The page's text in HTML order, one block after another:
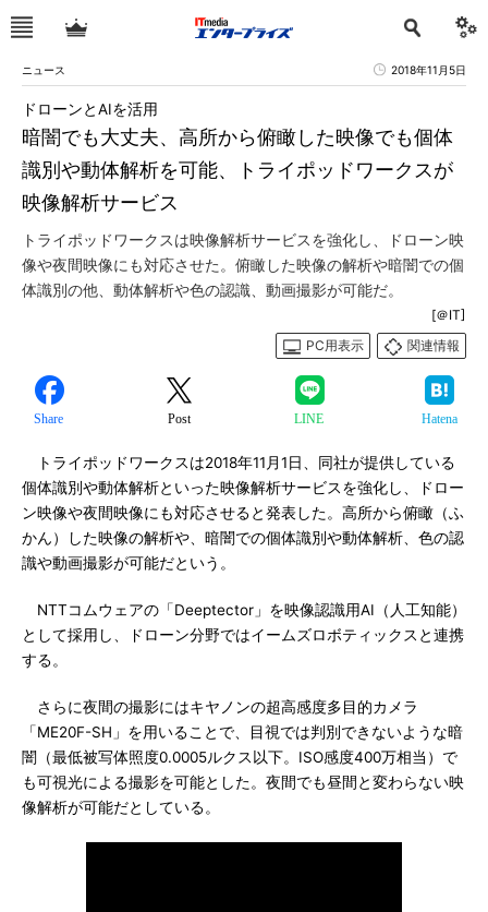
ニュース 2018年11月5日
暗闇でも大丈夫、高所から俯瞰した映像でも個体
識別や動体解析を可能、トライポッドワークスが
映像解析サービス
ドローンとAIを活用
トライポッドワークスは映像解析サービスを強化し、ドローン映
像や夜間映像にも対応させた。俯瞰した映像の解析や暗闇での個
体識別の他、動体解析や色の認識、動画撮影が可能だ。
[＠IT]
PC用表示
関連情報
Share Post LINE Hatena
トライポッドワークスは2018年11月1日、同社が提供している
個体識別や動体解析といった映像解析サービスを強化し、ドロー
ン映像や夜間映像にも対応させると発表した。高所から俯瞰（ふ
かん）した映像の解析や、暗闇での個体識別や動体解析、色の認
識や動画撮影が可能だという。
NTTコムウェアの「Deeptector」を映像認識用AI（人工知能）
として採用し、ドローン分野ではイームズロボティックスと連携
する。
さらに夜間の撮影にはキヤノンの超高感度多目的カメラ
「ME20F-SH」を用いることで、目視では判別できないような暗
闇（最低被写体照度0.0005ルクス以下。ISO感度400万相当）で
も可視光による撮影を可能とした。夜間でも昼間と変わらない映
像解析が可能だとしている。